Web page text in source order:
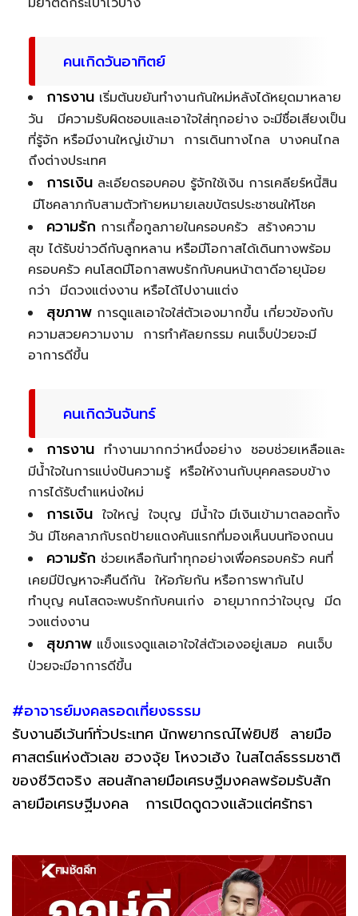
คนเกิดวันอาทิตย์
การงาน เริ่มต้นขยันทำงานกันใหม่หลังได้หยุดมาหลาย
วัน มีความรับผิดชอบและเอาใจใส่ทุกอย่าง จะมีชื่อเสียงเป็น
ที่รู้จัก หรือมีงานใหญ่เข้ามา การเดินทางไกล บางคนไกล
ถึงต่างประเทศ
การเงิน ละเอียดรอบคอบ รู้จักใช้เงิน การเคลียร์หนี้สิน
มีโชคลาภกับสามตัวท้ายหมายเลขบัตรประชาชนให้โชค
ความรัก การเกื้อกูลภายในครอบครัว สร้างความ
สุข ได้รับข่าวดีกับลูกหลาน หรือมีโอกาสได้เดินทางพร้อม
ครอบครัว คนโสดมีโอกาสพบรักกับคนหน้าตาดีอายุน้อย
กว่า มีดวงแต่งงาน หรือได้ไปงานแต่ง
สุขภาพ การดูแลเอาใจใส่ตัวเองมากขึ้น เกี่ยวข้องกับ
ความสวยความงาม การทำศัลยกรรม คนเจ็บป่วยจะมี
อาการดีขึ้น
คนเกิดวันจันทร์
การงาน ทำงานมากกว่าหนึ่งอย่าง ชอบช่วยเหลือและ
มีน้ำใจในการแบ่งปันความรู้ หรือให้งานกับบุคคลรอบข้าง
การได้รับตำแหน่งใหม่
การเงินใจใหญ่ ใจบุญ มีน้ำใจ มีเงินเข้ามาตลอดทั้ง
วัน มีโชคลาภกับรถป้ายแดงคันแรกที่มองเห็นบนท้องถนน
ความรัก ช่วยเหลือกันทำทุกอย่างเพื่อครอบครัว คนที่
เคยมีปัญหาจะคืนดีกัน ให้อภัยกัน หรือการพากันไป
ทำบุญ คนโสดจะพบรักกับคนเก่ง อายุมากกว่าใจบุญ มีด
วงแต่งงาน
สุขภาพ แข็งแรงดูแลเอาใจใส่ตัวเองอยู่เสมอ คนเจ็บ
ป่วยจะมีอาการดีขึ้น
#อาจารย์มงคลรอดเที่ยงธรรม
รับงานอีเว้นท์ทั่วประเทศ นักพยากรณ์ไพ่ยิปซี ลายมือ
ศาสตร์แห่งตัวเลข ฮวงจุ้ย โหงวเฮ้ง ในสไตล์ธรรมชาติ
ของชีวิตจริง สอนสักลายมือเศรษฐีมงคลพร้อมรับสัก
ลายมือเศรษฐีมงคล การเปิดดูดวงแล้วแต่ศรัทธา